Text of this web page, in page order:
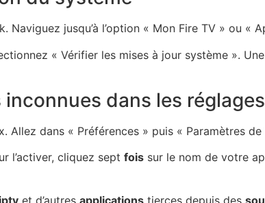
Naviguez jusqu’à l’option « Mon Fire TV » ou «
« Vérifier les mises à jour système ».
dans les réglages
Allez dans « Préférences » puis « Paramètres de
l’activer, cliquez sept fois sur le nom de votre
et d’autres applications tierces depuis des